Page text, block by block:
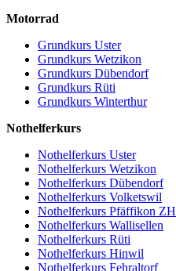
Motorrad
Grundkurs Uster
Grundkurs Wetzikon
Grundkurs Dübendorf
Grundkurs Rüti
Grundkurs Winterthur
Nothelferkurs
Nothelferkurs Uster
Nothelferkurs Wetzikon
Nothelferkurs Dübendorf
Nothelferkurs Volketswil
Nothelferkurs Pfäffikon ZH
Nothelferkurs Wallisellen
Nothelferkurs Rüti
Nothelferkurs Hinwil
Nothelferkurs Fehraltorf